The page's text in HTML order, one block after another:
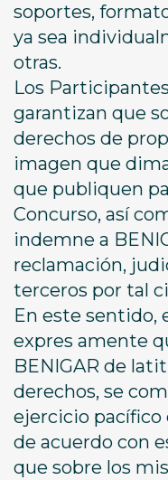
soportes,
ya sea
otras.
Los
garantizan que
derechos de
imagen que
que publiquen
Concurso, así
indemne a
reclamación,
terceros por tal
En este sentido,
expres amente
BENIGAR de
derechos, se
ejercicio pacífico
de acuerdo con
que sobre los